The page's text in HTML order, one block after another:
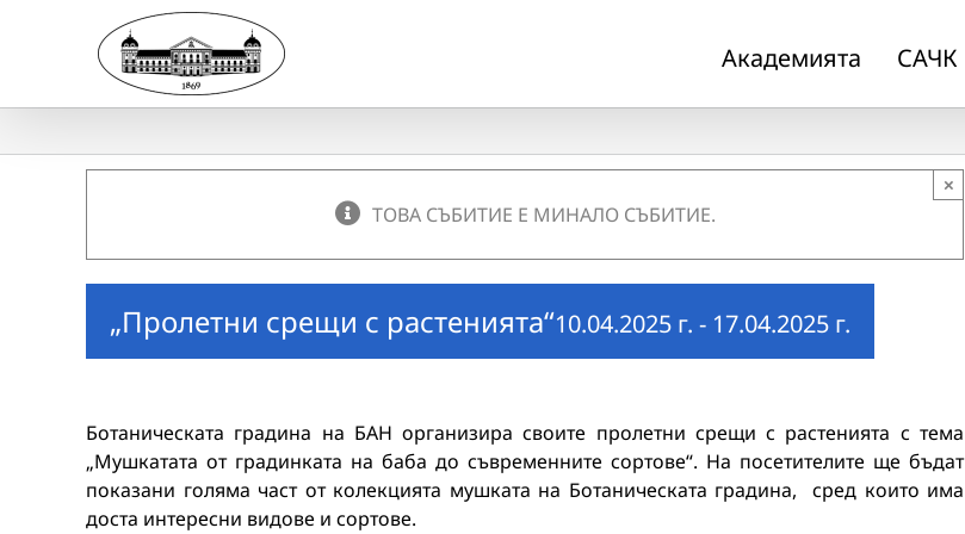
Академията САЧК
ТОВА СЪБИТИЕ Е МИНАЛО СЪБИТИЕ.
×
„Пролетни срещи с растенията“10.04.2025 г. - 17.04.2025 г.
Ботаническата градина на БАН организира своите пролетни срещи с растенията с тема
„Мушкатата от градинката на баба до съвременните сортове“. На посетителите ще бъдат
показани голяма част от колекцията мушката на Ботаническата градина, сред които има
доста интересни видове и сортове.